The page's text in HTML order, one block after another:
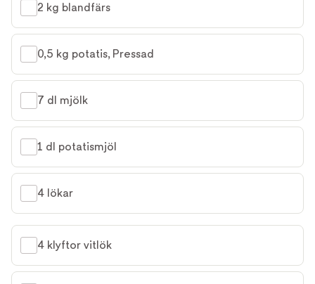
2 kg blandfärs
0,5 kg potatis, Pressad
7 dl mjölk
1 dl potatismjöl
4 lökar
4 klyftor vitlök